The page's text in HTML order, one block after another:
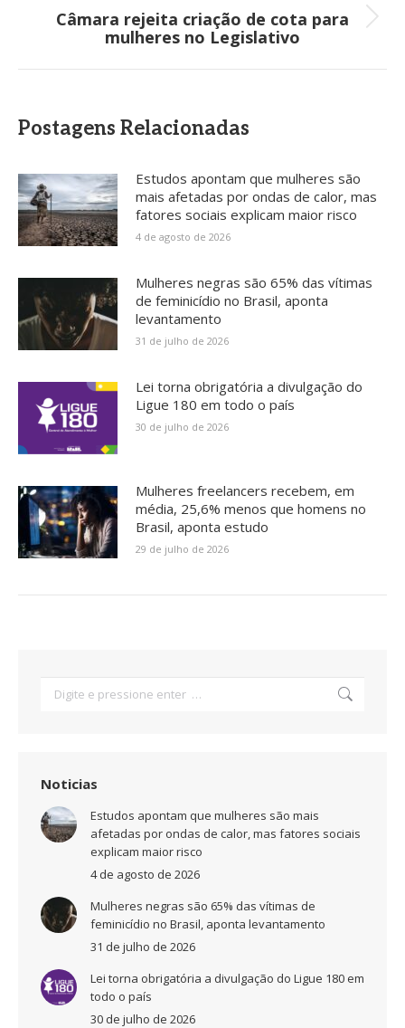
Próximo
post:
Câmara rejeita criação de cota para
mulheres no Legislativo
Postagens Relacionadas
Estudos apontam que mulheres são
mais afetadas por ondas de calor, mas
fatores sociais explicam maior risco
4 de agosto de 2026
Mulheres negras são 65% das vítimas
de feminicídio no Brasil, aponta
levantamento
31 de julho de 2026
Lei torna obrigatória a divulgação do
Ligue 180 em todo o país
30 de julho de 2026
Mulheres freelancers recebem, em
média, 25,6% menos que homens no
Brasil, aponta estudo
29 de julho de 2026
Noticias
Estudos apontam que mulheres são mais
afetadas por ondas de calor, mas fatores sociais
explicam maior risco
4 de agosto de 2026
Mulheres negras são 65% das vítimas de
feminicídio no Brasil, aponta levantamento
31 de julho de 2026
Lei torna obrigatória a divulgação do Ligue 180 em
todo o país
30 de julho de 2026